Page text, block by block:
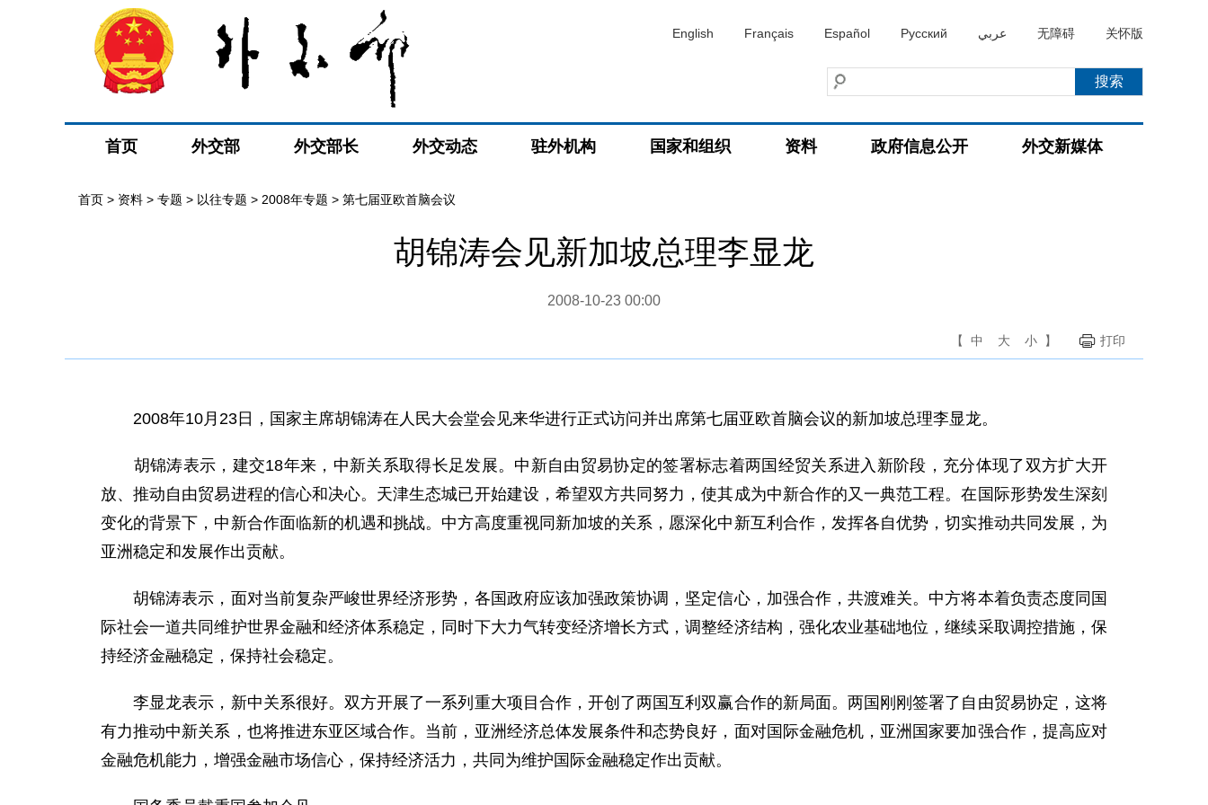
English Français Español Русский عربي 无障碍 关怀版
首页 外交部 外交部长 外交动态 驻外机构 国家和组织 资料 政府信息公开 外交新媒体
首页 > 资料 > 专题 > 以往专题 > 2008年专题 > 第七届亚欧首脑会议
胡锦涛会见新加坡总理李显龙
2008-10-23 00:00
【 中 大 小 】 打印
2008年10月23日，国家主席胡锦涛在人民大会堂会见来华进行正式访问并出席第七届亚欧首脑会议的新加坡总理李显龙。
胡锦涛表示，建交18年来，中新关系取得长足发展。中新自由贸易协定的签署标志着两国经贸关系进入新阶段，充分体现了双方扩大开
放、推动自由贸易进程的信心和决心。天津生态城已开始建设，希望双方共同努力，使其成为中新合作的又一典范工程。在国际形势发生深刻
变化的背景下，中新合作面临新的机遇和挑战。中方高度重视同新加坡的关系，愿深化中新互利合作，发挥各自优势，切实推动共同发展，为
亚洲稳定和发展作出贡献。
胡锦涛表示，面对当前复杂严峻世界经济形势，各国政府应该加强政策协调，坚定信心，加强合作，共渡难关。中方将本着负责态度同国
际社会一道共同维护世界金融和经济体系稳定，同时下大力气转变经济增长方式，调整经济结构，强化农业基础地位，继续采取调控措施，保
持经济金融稳定，保持社会稳定。
李显龙表示，新中关系很好。双方开展了一系列重大项目合作，开创了两国互利双赢合作的新局面。两国刚刚签署了自由贸易协定，这将
有力推动中新关系，也将推进东亚区域合作。当前，亚洲经济总体发展条件和态势良好，面对国际金融危机，亚洲国家要加强合作，提高应对
金融危机能力，增强金融市场信心，保持经济活力，共同为维护国际金融稳定作出贡献。